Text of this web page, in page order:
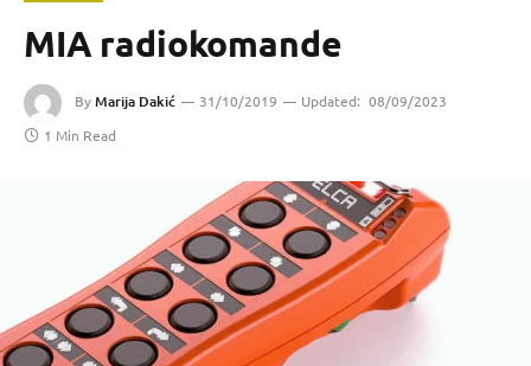
MIA radiokomande
ByMarija Dakić 31/10/2019 Updated: 08/09/2023
1 Min Read